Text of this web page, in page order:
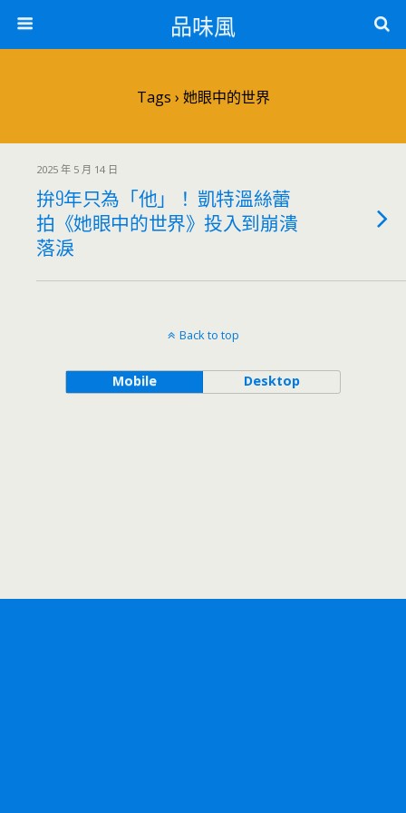
品味風
Tags › 她眼中的世界
2025 年 5 月 14 日
拚9年只為「他」！ 凱特溫絲蕾
拍《她眼中的世界》投入到崩潰
落淚
Back to top
Mobile Desktop